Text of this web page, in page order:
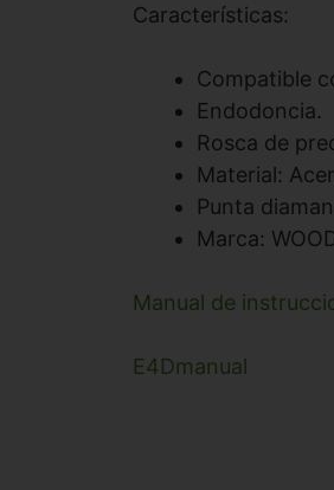
Características:
Compatible
Endodoncia.
Rosca de
Material:
Punta
Marca:
Manual de
E4Dmanual